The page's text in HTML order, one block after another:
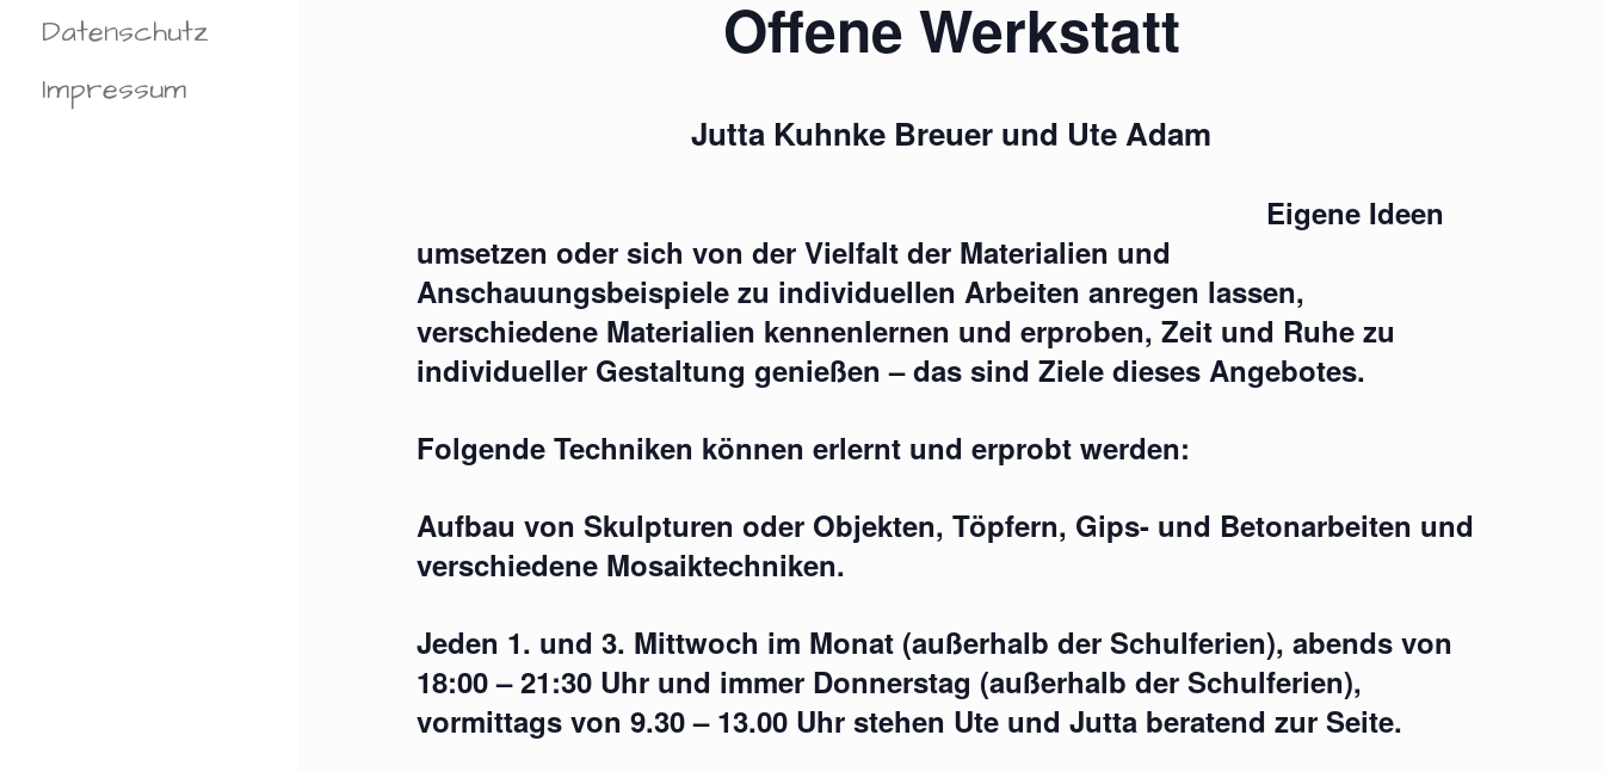
Datenschutz
Impressum
Offene Werkstatt
Jutta Kuhnke Breuer und Ute Adam
Eigene Ideen
umsetzen oder sich von der Vielfalt der Materialien und
Anschauungsbeispiele zu individuellen Arbeiten anregen lassen,
verschiedene Materialien kennenlernen und erproben, Zeit und Ruhe zu
individueller Gestaltung genießen – das sind Ziele dieses Angebotes.
Folgende Techniken können erlernt und erprobt werden:
Aufbau von Skulpturen oder Objekten, Töpfern, Gips- und Betonarbeiten und
verschiedene Mosaiktechniken.
Jeden 1. und 3. Mittwoch im Monat (außerhalb der Schulferien), abends von
18:00 – 21:30 Uhr und immer Donnerstag (außerhalb der Schulferien),
vormittags von 9.30 – 13.00 Uhr stehen Ute und Jutta beratend zur Seite.